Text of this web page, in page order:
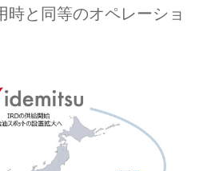
時と同等のオペレーショ